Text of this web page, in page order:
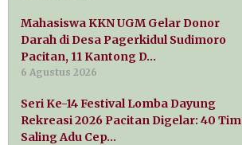
Mahasiswa KKN UGM Gelar Donor
Darah di Desa Pagerkidul Sudimoro
Pacitan, 11 Kantong D…
6 Agustus 2026
Seri Ke-14 Festival Lomba Dayung
Rekreasi 2026 Pacitan Digelar: 40 Tim
Saling Adu Cep…